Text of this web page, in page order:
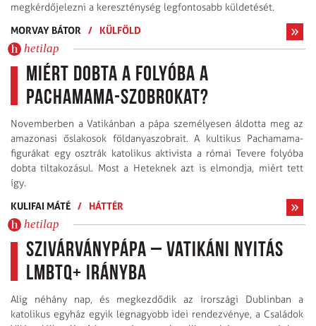
megkérdőjelezni a kereszténység legfontosabb küldetését.
MORVAY BÁTOR
/ KÜLFÖLD
hetilap
Miért dobta a folyóba a
Pachamama-szobrokat?
Novemberben a Vatikánban a pápa személyesen áldotta meg az
amazonasi őslakosok földanyaszobrait. A kultikus Pachamama-
figurákat egy osztrák katolikus aktivista a római Tevere folyóba
dobta tiltakozásul. Most a Heteknek azt is elmondja, miért tett
így.
KULIFAI MÁTÉ / HÁTTÉR
hetilap
Szivárványpápa – Vatikáni nyitás
LMBTQ+ irányba
Alig néhány nap, és megkezdődik az írországi Dublinban a
katolikus egyház egyik legnagyobb idei rendezvénye, a Családok